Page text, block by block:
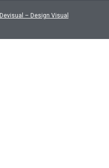
Devisual – Design Visual